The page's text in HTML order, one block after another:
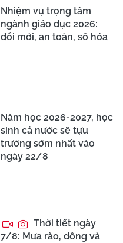
Nhiệm vụ trọng tâm
ngành giáo dục 2026:
đổi mới, an toàn, số hóa
Năm học 2026-2027, học
sinh cả nước sẽ tựu
trường sớm nhất vào
ngày 22/8
Thời tiết ngày
7/8: Mưa rào, dông và